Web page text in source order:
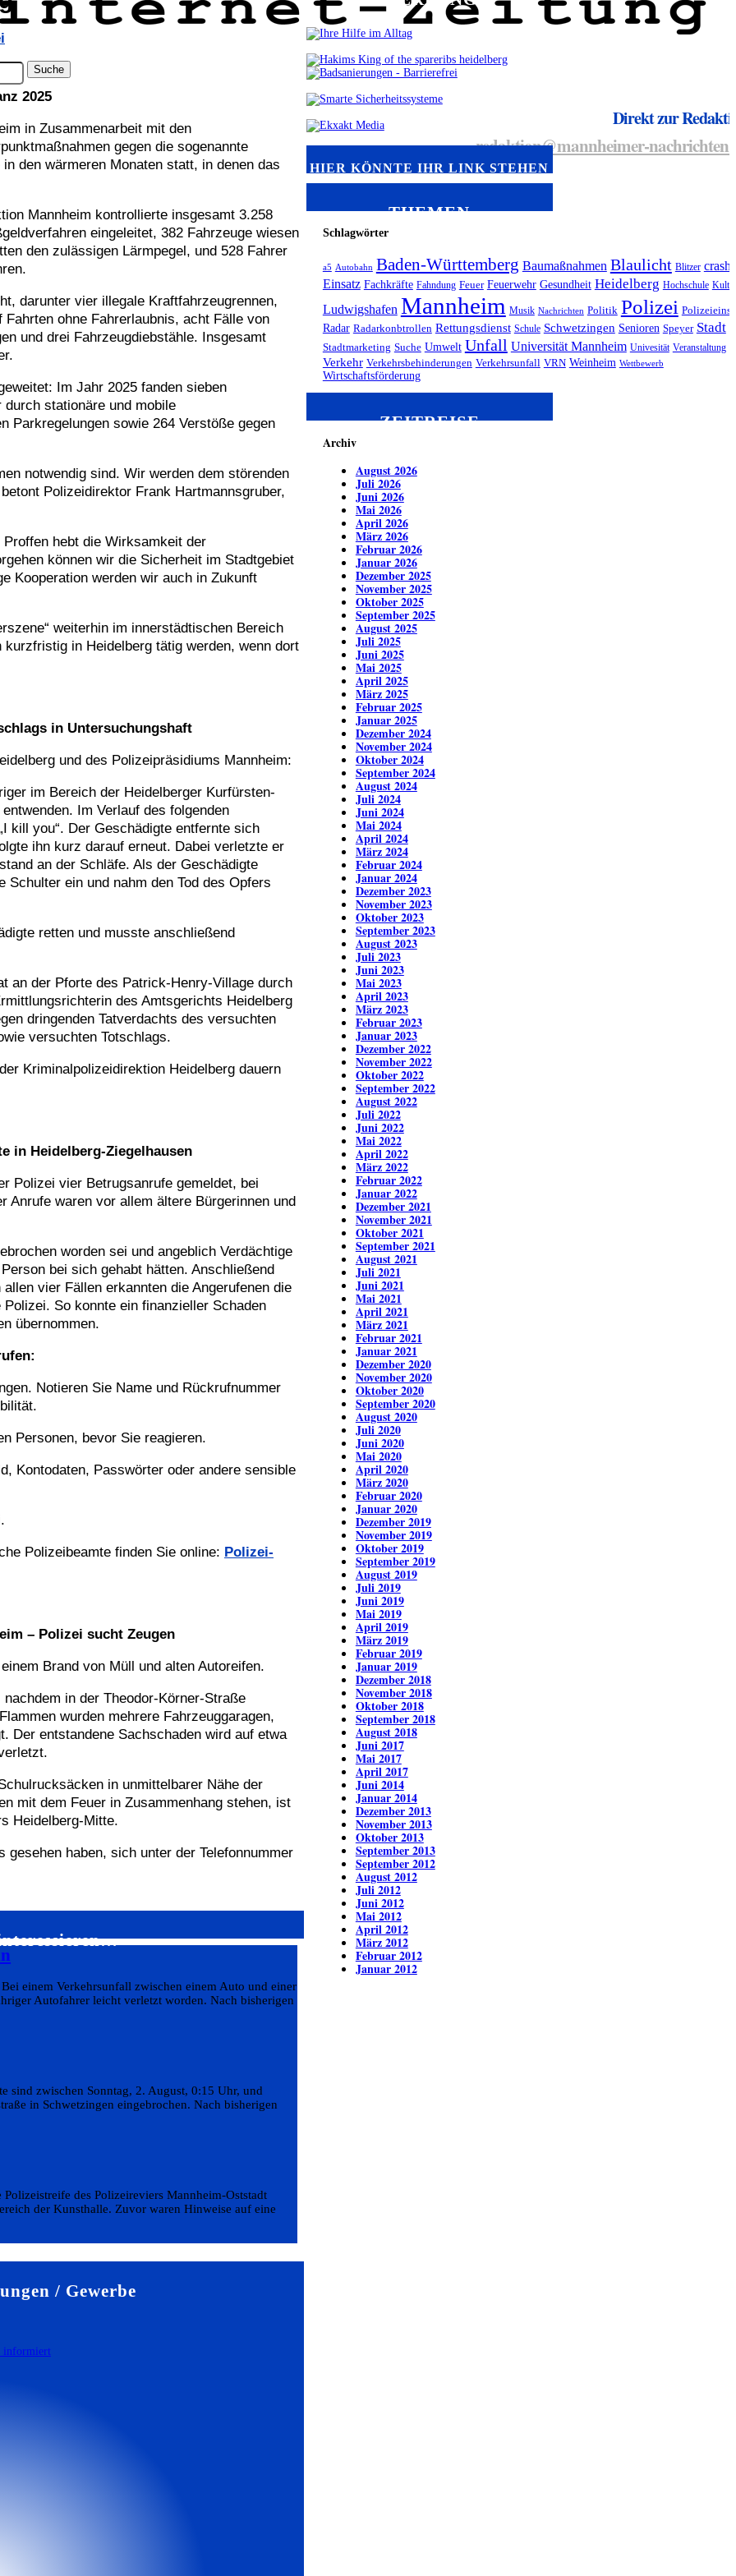
Direkt zur
redaktion@mannheimer-
2025
in Zusammenarbeit mit den
gegen die sogenannte
den wärmeren Monaten statt, in denen das
Mannheim kontrollierte insgesamt 3.258
eingeleitet, 382 Fahrzeuge wiesen
den zulässigen Lärmpegel, und 528 Fahrer
darunter vier illegale Kraftfahrzeugrennen,
ohne Fahrerlaubnis, acht Fälle von
und drei Fahrzeugdiebstähle. Insgesamt
Im Jahr 2025 fanden sieben
stationäre und mobile
Parkregelungen sowie 264 Verstöße gegen
notwendig sind. Wir werden dem störenden
Polizeidirektor Frank Hartmannsgruber,
hebt die Wirksamkeit der
können wir die Sicherheit im Stadtgebiet
Kooperation werden wir auch in Zukunft
weiterhin im innerstädtischen Bereich
in Heidelberg tätig werden, wenn dort
in Untersuchungshaft
und des Polizeipräsidiums Mannheim:
im Bereich der Heidelberger Kurfürsten-
Im Verlauf des folgenden
kill you“. Der Geschädigte entfernte sich
ihn kurz darauf erneut. Dabei verletzte er
an der Schläfe. Als der Geschädigte
ein und nahm den Tod des Opfers
retten und musste anschließend
an der Pforte des Patrick-Henry-Village durch
des Amtsgerichts Heidelberg
dringenden Tatverdachts des versuchten
versuchten Totschlags.
Kriminalpolizeidirektion Heidelberg dauern
in Heidelberg-Ziegelhausen
Polizei vier Betrugsanrufe gemeldet, bei
Anrufe waren vor allem ältere Bürgerinnen und
worden sei und angeblich Verdächtige
bei sich gehabt hätten. Anschließend
vier Fällen erkannten die Angerufenen die
So konnte ein finanzieller Schaden
übernommen.
Notieren Sie Name und Rückrufnummer
Personen, bevor Sie reagieren.
Kontodaten, Passwörter oder andere sensible
Polizeibeamte finden Sie online: Polizei-
– Polizei sucht Zeugen
Brand von Müll und alten Autoreifen.
in der Theodor-Körner-Straße
wurden mehrere Fahrzeuggaragen,
Der entstandene Sachschaden wird auf etwa
in unmittelbarer Nähe der
mit dem Feuer in Zusammenhang stehen, ist
Heidelberg-Mitte.
gesehen haben, sich unter der Telefonnummer
einem Verkehrsunfall zwischen einem Auto und einer
Autofahrer leicht verletzt worden. Nach bisherigen
sind zwischen Sonntag, 2. August, 0:15 Uhr, und
in Schwetzingen eingebrochen. Nach bisherigen
des Polizeireviers Mannheim-Oststadt
der Kunsthalle. Zuvor waren Hinweise auf eine
/ Gewerbe
HIER KÖNNTE IHR LINK STEHEN
THEMEN
Schlagwörter
a5 Autobahn Baden-Württemberg Baumaßnahmen Blaulicht Blitzer crash
Einsatz Fachkräfte Fahndung Feuer Feuerwehr Gesundheit Heidelberg Hochschule
Ludwigshafen Mannheim Musik Nachrichten Politik Polizei
Radar Radarkonbtrollen Rettungsdienst Schule Schwetzingen Senioren Speyer Stadt
Stadtmarketing Suche Umwelt Unfall Universität Mannheim Univesität Veranstaltung
Verkehr Verkehrsbehinderungen Verkehrsunfall VRN Weinheim Wettbewerb
Wirtschaftsförderung
ZEITREISE
Archiv
August 2026
Juli 2026
Juni 2026
Mai 2026
April 2026
März 2026
Februar 2026
Januar 2026
Dezember 2025
November 2025
Oktober 2025
September 2025
August 2025
Juli 2025
Juni 2025
Mai 2025
April 2025
März 2025
Februar 2025
Januar 2025
Dezember 2024
November 2024
Oktober 2024
September 2024
August 2024
Juli 2024
Juni 2024
Mai 2024
April 2024
März 2024
Februar 2024
Januar 2024
Dezember 2023
November 2023
Oktober 2023
September 2023
August 2023
Juli 2023
Juni 2023
Mai 2023
April 2023
März 2023
Februar 2023
Januar 2023
Dezember 2022
November 2022
Oktober 2022
September 2022
August 2022
Juli 2022
Juni 2022
Mai 2022
April 2022
März 2022
Februar 2022
Januar 2022
Dezember 2021
November 2021
Oktober 2021
September 2021
August 2021
Juli 2021
Juni 2021
Mai 2021
April 2021
März 2021
Februar 2021
Januar 2021
Dezember 2020
November 2020
Oktober 2020
September 2020
August 2020
Juli 2020
Juni 2020
Mai 2020
April 2020
März 2020
Februar 2020
Januar 2020
Dezember 2019
November 2019
Oktober 2019
September 2019
August 2019
Juli 2019
Juni 2019
Mai 2019
April 2019
März 2019
Februar 2019
Januar 2019
Dezember 2018
November 2018
Oktober 2018
September 2018
August 2018
Juni 2017
Mai 2017
April 2017
Juni 2014
Januar 2014
Dezember 2013
November 2013
Oktober 2013
September 2013
September 2012
August 2012
Juli 2012
Juni 2012
Mai 2012
April 2012
März 2012
Februar 2012
Januar 2012